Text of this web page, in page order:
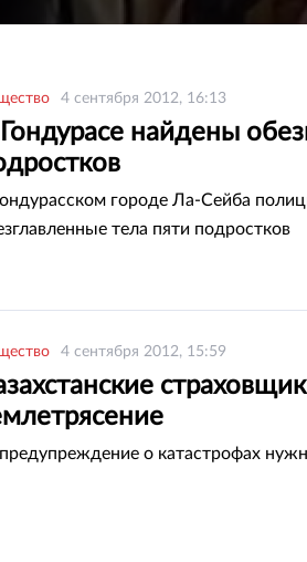
4 сентября 2012, 16:13
найдены
городе Ла-Сейба
тела пяти подростков
4 сентября 2012, 15:59
о катастрофах